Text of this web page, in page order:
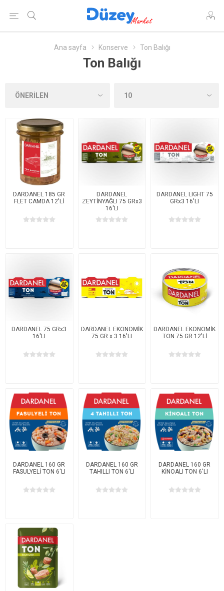
Ana sayfa Konserve Ton Balığı
Ton Balığı
DARDANEL 185 GR
FLET CAMDA 12'Lİ
DARDANEL
ZEYTİNYAĞLI 75 GRx3
16'LI
DARDANEL LIGHT 75
GRx3 16'LI
DARDANEL 75 GRx3
16'LI
DARDANEL EKONOMİK
75 GR x 3 16'LI
DARDANEL EKONOMİK
TON 75 GR 12'Lİ
DARDANEL 160 GR
FASULYELİ TON 6'LI
DARDANEL 160 GR
TAHILLI TON 6'LI
DARDANEL 160 GR
KİNOALI TON 6'LI